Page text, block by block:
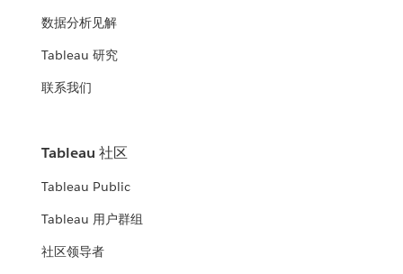
数据分析见解
Tableau 研究
联系我们
Tableau 社区
Tableau Public
Tableau 用户群组
社区领导者